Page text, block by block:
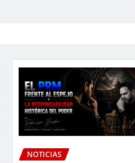
NOTICIAS